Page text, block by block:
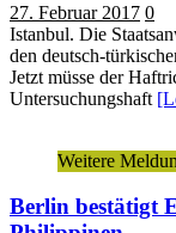
27. Februar 2017 0
Istanbul. Die
den deutsch-
Jetzt müsse der
Untersuchungshaft
Weitere
Berlin bestätigt